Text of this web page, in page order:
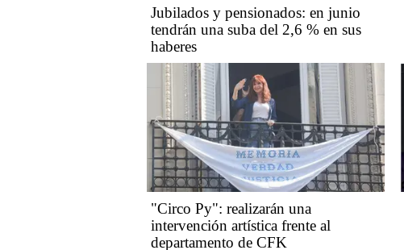
Jubilados y pensionados: en junio
tendrán una suba del 2,6 % en sus
haberes
"Circo Py": realizarán una
intervención artística frente al
departamento de CFK